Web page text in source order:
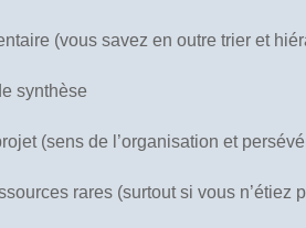
(vous savez en outre trier et
synthèse
(sens de l’organisation et
rares (surtout si vous n’étiez